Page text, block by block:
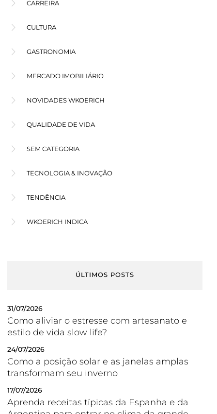
CARREIRA
CULTURA
GASTRONOMIA
MERCADO IMOBILIÁRIO
NOVIDADES WKOERICH
QUALIDADE DE VIDA
SEM CATEGORIA
TECNOLOGIA & INOVAÇÃO
TENDÊNCIA
WKOERICH INDICA
ÚLTIMOS POSTS
31/07/2026
Como aliviar o estresse com artesanato e
estilo de vida slow life?
24/07/2026
Como a posição solar e as janelas amplas
transformam seu inverno
17/07/2026
Aprenda receitas típicas da Espanha e da